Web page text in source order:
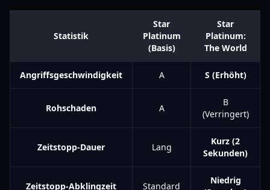
Statistik
Star
Platinum
(Basis)
Star
Platinum:
The World
Angriffsgeschwindigkeit A S (Erhöht)
Rohschaden A
B
(Verringert)
Zeitstopp-Dauer Lang
Kurz (2
Sekunden)
Zeitstopp-Abklingzeit Standard
Niedrig